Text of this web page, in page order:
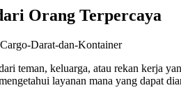
Orang Terpercaya
teman, keluarga, atau rekan kerja
layanan mana yang dapat